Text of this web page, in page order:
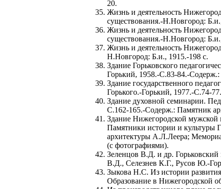
20.
Жизнь и деятельность
существования.-Н.Новгород:
Жизнь и деятельность
существования.-Н.Новгород:
Жизнь и деятельность
Н.Новгород: Б.и., 1915.-198 с.
Здание Горьковского
Горький, 1958.-С.83-84.-
Здание государственного
Горького.-Горький, 1977.-С.74-77.
Здание духовной семинарии.
С.162-165.-Содерж.: Памятник
Здание Нижегородской мужской
Памятники истории и культуры
архитектуры А.Л.Леера;
(с фотографиями).
Зеленцов В.Д. и др. Горьковский
В.Д., Селезнев К.Г., Русов Ю.-
Зыкова Н.С. Из истории
Образование в Нижегородской